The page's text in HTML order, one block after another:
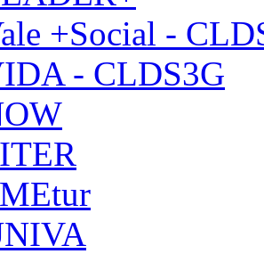
+Social -
- CLDS3G